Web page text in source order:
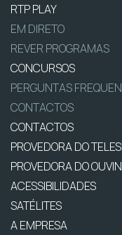
RTP PLAY
EM DIRETO
REVER PROGRAMAS
CONCURSOS
PERGUNTAS
CONTACTOS
CONTACTOS
PROVEDORA DO
PROVEDORA DO
ACESSIBILIDADES
SATÉLITES
A EMPRESA